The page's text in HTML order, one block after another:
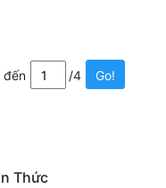
đến /4 Go!
Thức